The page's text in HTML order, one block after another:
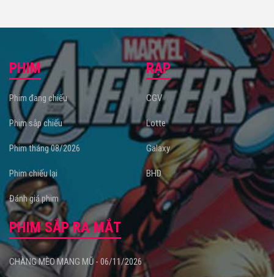
PHIM
Phim đang chiếu
Phim sắp chiếu
Phim tháng 08/2026
Phim chiếu lại
Đánh giá phim
RẠP
CGV
Lotte
Galaxy
BHD
PHIM SẮP RA MẮT
CHÀNG MÈO MANG MŨ - 06/11/2026